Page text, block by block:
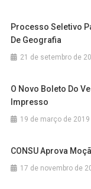
Processo Seletivo
De Geografia
21 de setembro de
O Novo Boleto Do
Impresso
19 de março de 2019
CONSU Aprova
17 de novembro de